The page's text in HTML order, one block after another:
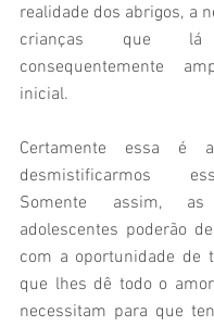
realidade dos abrigos, a
crianças que
consequentemente
inicial.
Certamente essa é
desmistificarmos
Somente assim,
adolescentes poderão
com a oportunidade de
que lhes dê todo o
necessitam para que